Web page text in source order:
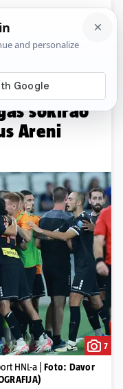
Komentari
je
šokirao
Areni
7
HNL-a | Foto: Davor